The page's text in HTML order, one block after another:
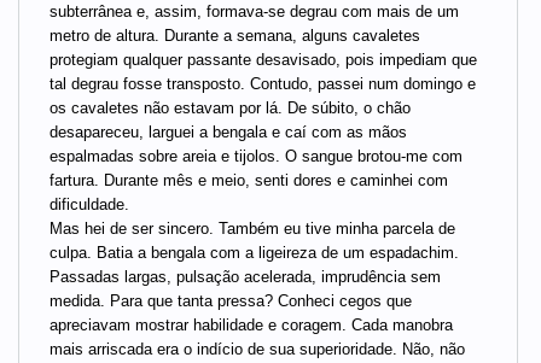
subterrânea e, assim, formava-se degrau com mais de um
metro de altura. Durante a semana, alguns cavaletes
protegiam qualquer passante desavisado, pois impediam que
tal degrau fosse transposto. Contudo, passei num domingo e
os cavaletes não estavam por lá. De súbito, o chão
desapareceu, larguei a bengala e caí com as mãos
espalmadas sobre areia e tijolos. O sangue brotou-me com
fartura. Durante mês e meio, senti dores e caminhei com
dificuldade.
Mas hei de ser sincero. Também eu tive minha parcela de
culpa. Batia a bengala com a ligeireza de um espadachim.
Passadas largas, pulsação acelerada, imprudência sem
medida. Para que tanta pressa? Conheci cegos que
apreciavam mostrar habilidade e coragem. Cada manobra
mais arriscada era o indício de sua superioridade. Não, não